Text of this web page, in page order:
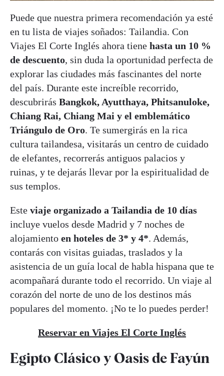
Puede que nuestra primera recomendación ya esté
en tu lista de viajes soñados: Tailandia. Con
Viajes El Corte Inglés ahora tiene hasta un 10 %
de descuento, sin duda la oportunidad perfecta de
explorar las ciudades más fascinantes del norte
del país. Durante este increíble recorrido,
descubrirás Bangkok, Ayutthaya, Phitsanuloke,
Chiang Rai, Chiang Mai y el emblemático
Triángulo de Oro. Te sumergirás en la rica
cultura tailandesa, visitarás un centro de cuidado
de elefantes, recorrerás antiguos palacios y
ruinas, y te dejarás llevar por la espiritualidad de
sus templos.
Este viaje organizado a Tailandia de 10 días
incluye vuelos desde Madrid y 7 noches de
alojamiento en hoteles de 3* y 4*. Además,
contarás con visitas guiadas, traslados y la
asistencia de un guía local de habla hispana que te
acompañará durante todo el recorrido. Un viaje al
corazón del norte de uno de los destinos más
populares del momento. ¡No te lo puedes perder!
Reservar en Viajes El Corte Inglés
Egipto Clásico y Oasis de Fayún